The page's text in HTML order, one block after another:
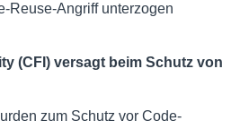
Reuse-Angriff unterzogen
(CFI) versagt beim Schutz von
zum Schutz vor Code-